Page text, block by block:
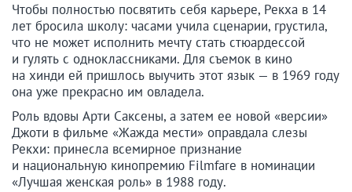
Чтобы полностью посвятить себя карьере, Рекха в 14
лет бросила школу: часами учила сценарии, грустила,
что не может исполнить мечту стать стюардессой
и гулять с одноклассниками. Для съемок в кино
на хинди ей пришлось выучить этот язык — в 1969 году
она уже прекрасно им овладела.
Роль вдовы Арти Саксены, а затем ее новой «версии»
Джоти в фильме «Жажда мести» оправдала слезы
Рекхи: принесла всемирное признание
и национальную кинопремию Filmfare в номинации
«Лучшая женская роль» в 1988 году.